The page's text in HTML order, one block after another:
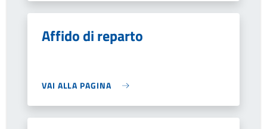
Affido di reparto
VAI ALLA PAGINA